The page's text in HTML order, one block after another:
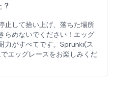
止して拾い上げ、落ちた場所
らめないでください！エッグ
力がすべてです。Sprunki(ス
エッグレースをお楽しみくだ